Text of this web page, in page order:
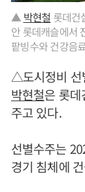
▲ 박현철 롯데건
안 롯데캐슬에서
팥빙수와 건강음
△도시정비 선
박현철은 롯데
주고 있다.
선별수주는
경기 침체에